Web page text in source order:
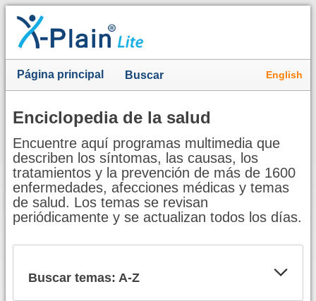
Página principal Buscar English
Enciclopedia de la salud
Encuentre aquí programas multimedia que
describen los síntomas, las causas, los
tratamientos y la prevención de más de 1600
enfermedades, afecciones médicas y temas
de salud. Los temas se revisan
periódicamente y se actualizan todos los días.
Buscar temas: A-Z